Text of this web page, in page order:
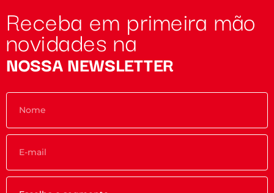
Receba em primeira mão
novidades na
NOSSA NEWSLETTER